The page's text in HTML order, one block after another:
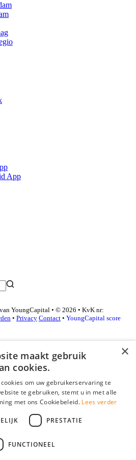
App
YoungCapital • © 2026 • KvK nr:
• Privacy Contact • YoungCapital score
×
maakt gebruik
cookies.
om uw gebruikerservaring te
te gebruiken, stemt u in met alle
met ons Cookiebeleid. Lees verder
PRESTATIE
FUNCTIONEEL